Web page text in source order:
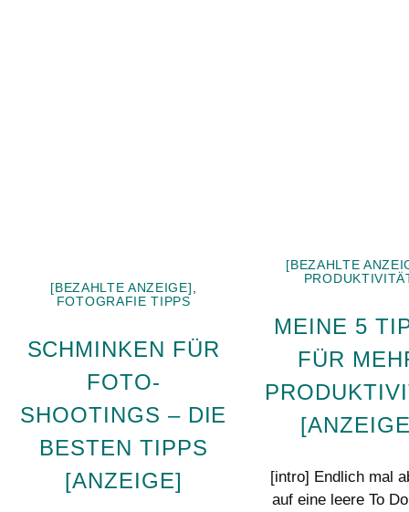
[BEZAHLTE ANZEIGE] ,
FOTOGRAFIE TIPPS
SCHMINKEN FÜR
FOTO-
SHOOTINGS – DIE
BESTEN TIPPS
[ANZEIGE]
[BEZAHLTE
MEINE 5
FÜR
[intro] Endlich mal
auf eine leere To